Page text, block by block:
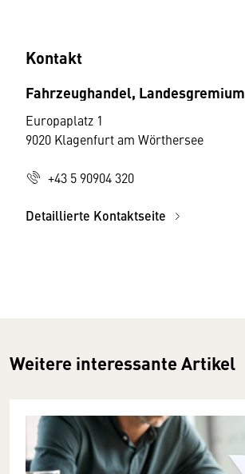
Kontakt
Fahrzeughandel, Landesgremium
Europaplatz 1
9020 Klagenfurt am Wörthersee
+43 5 90904 320
Detaillierte Kontaktseite
Weitere interessante Artikel